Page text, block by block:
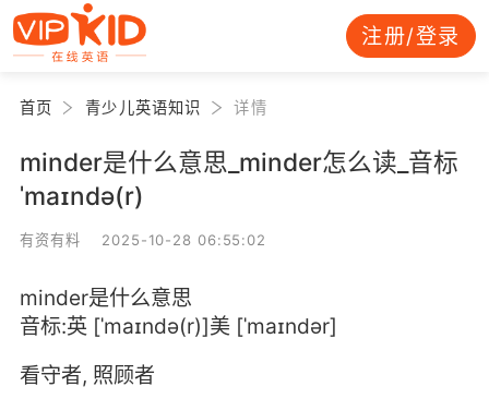
注册/登录
首页 青少儿英语知识 详情
minder是什么意思_minder怎么读_音标
ˈmaɪndə(r)
有资有料 2025-10-28 06:55:02
minder是什么意思
音标:英 [ˈmaɪndə(r)]美 [ˈmaɪndər]
看守者, 照顾者